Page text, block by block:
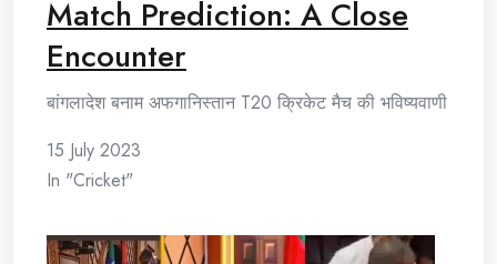
Match Prediction: A Close
Encounter
बांगलादेश बनाम अफगानिस्तान T20 क्रिकेट मैच की भविष्यवाणी
15 July 2023
In "Cricket"